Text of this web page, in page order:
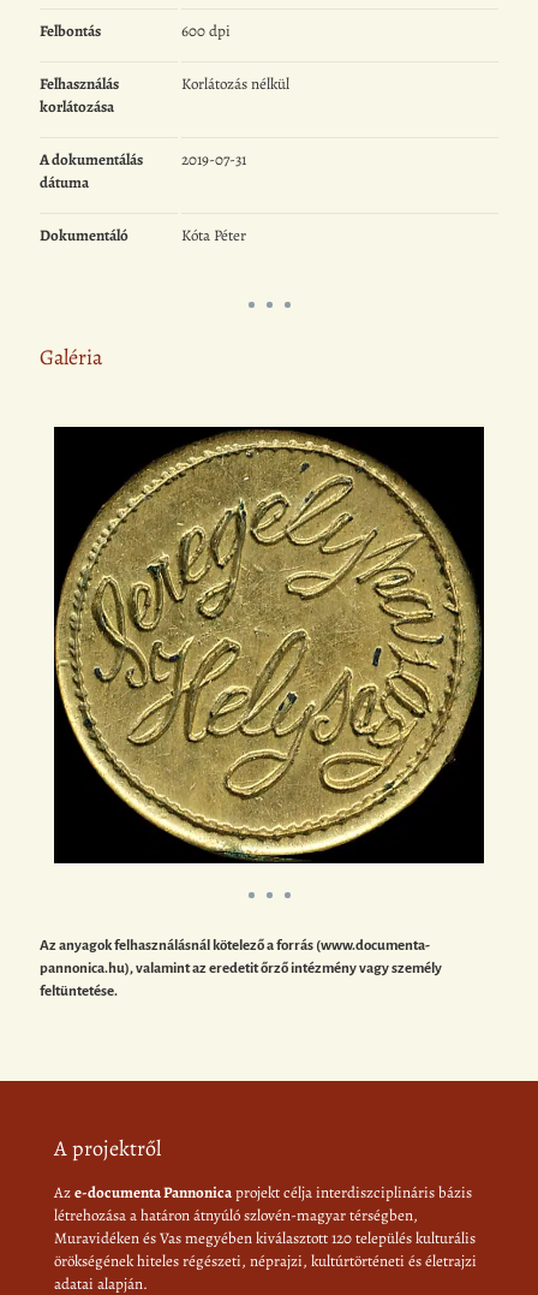
Felbontás 600 dpi
Felhasználás
korlátozása
Korlátozás nélkül
A dokumentálás
dátuma
2019-07-31
Dokumentáló Kóta Péter
Galéria
Az anyagok felhasználásnál kötelező a forrás (www.documenta-
pannonica.hu), valamint az eredetit őrző intézmény vagy személy
feltüntetése.
A projektről
Aze-documenta Pannonicaprojekt célja interdiszciplináris bázis
létrehozása a határon átnyúló szlovén-magyar térségben,
Muravidéken és Vas megyében kiválasztott 120 település kulturális
örökségének hiteles régészeti, néprajzi, kultúrtörténeti és életrajzi
adatai alapján.